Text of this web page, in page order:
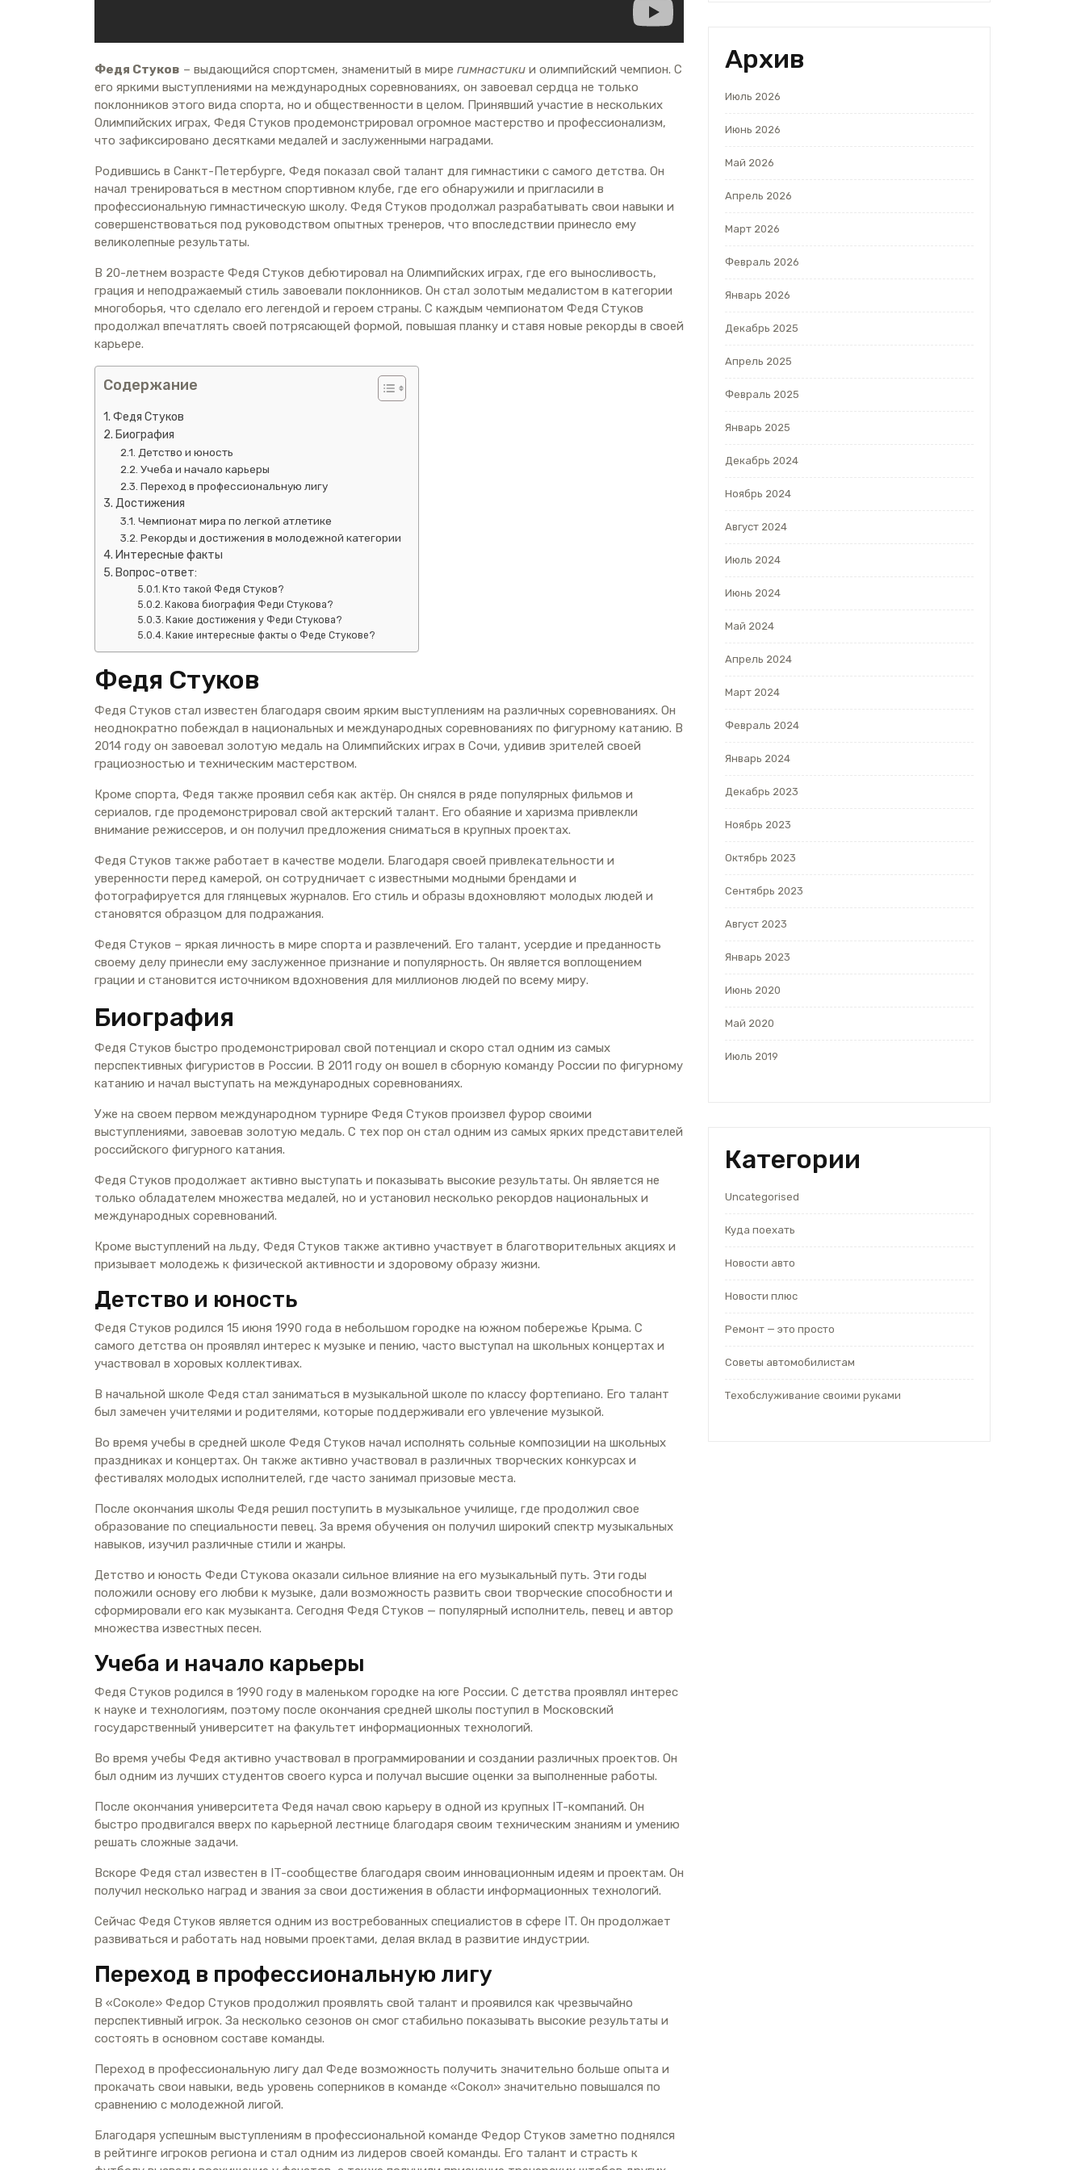
Федя Стуков – выдающийся спортсмен, знаменитый в мире гимнастики и олимпийский чемпион. С
его яркими выступлениями на международных соревнованиях, он завоевал сердца не только
поклонников этого вида спорта, но и общественности в целом. Принявший участие в нескольких
Олимпийских играх, Федя Стуков продемонстрировал огромное мастерство и профессионализм,
что зафиксировано десятками медалей и заслуженными наградами.
Родившись в Санкт-Петербурге, Федя показал свой талант для гимнастики с самого детства. Он
начал тренироваться в местном спортивном клубе, где его обнаружили и пригласили в
профессиональную гимнастическую школу. Федя Стуков продолжал разрабатывать свои навыки и
совершенствоваться под руководством опытных тренеров, что впоследствии принесло ему
великолепные результаты.
В 20-летнем возрасте Федя Стуков дебютировал на Олимпийских играх, где его выносливость,
грация и неподражаемый стиль завоевали поклонников. Он стал золотым медалистом в категории
многоборья, что сделало его легендой и героем страны. С каждым чемпионатом Федя Стуков
продолжал впечатлять своей потрясающей формой, повышая планку и ставя новые рекорды в своей
карьере.
Содержание
Федя Стуков
Биография
Детство и юность
Учеба и начало карьеры
Переход в профессиональную лигу
Достижения
Чемпионат мира по легкой атлетике
Рекорды и достижения в молодежной категории
Интересные факты
Вопрос-ответ:
Кто такой Федя Стуков?
Какова биография Феди Стукова?
Какие достижения у Феди Стукова?
Какие интересные факты о Феде Стукове?
Федя Стуков
Федя Стуков стал известен благодаря своим ярким выступлениям на различных соревнованиях. Он
неоднократно побеждал в национальных и международных соревнованиях по фигурному катанию. В
2014 году он завоевал золотую медаль на Олимпийских играх в Сочи, удивив зрителей своей
грациозностью и техническим мастерством.
Кроме спорта, Федя также проявил себя как актёр. Он снялся в ряде популярных фильмов и
сериалов, где продемонстрировал свой актерский талант. Его обаяние и харизма привлекли
внимание режиссеров, и он получил предложения сниматься в крупных проектах.
Федя Стуков также работает в качестве модели. Благодаря своей привлекательности и
уверенности перед камерой, он сотрудничает с известными модными брендами и
фотографируется для глянцевых журналов. Его стиль и образы вдохновляют молодых людей и
становятся образцом для подражания.
Федя Стуков – яркая личность в мире спорта и развлечений. Его талант, усердие и преданность
своему делу принесли ему заслуженное признание и популярность. Он является воплощением
грации и становится источником вдохновения для миллионов людей по всему миру.
Биография
Федя Стуков быстро продемонстрировал свой потенциал и скоро стал одним из самых
перспективных фигуристов в России. В 2011 году он вошел в сборную команду России по фигурному
катанию и начал выступать на международных соревнованиях.
Уже на своем первом международном турнире Федя Стуков произвел фурор своими
выступлениями, завоевав золотую медаль. С тех пор он стал одним из самых ярких представителей
российского фигурного катания.
Федя Стуков продолжает активно выступать и показывать высокие результаты. Он является не
только обладателем множества медалей, но и установил несколько рекордов национальных и
международных соревнований.
Кроме выступлений на льду, Федя Стуков также активно участвует в благотворительных акциях и
призывает молодежь к физической активности и здоровому образу жизни.
Детство и юность
Федя Стуков родился 15 июня 1990 года в небольшом городке на южном побережье Крыма. С
самого детства он проявлял интерес к музыке и пению, часто выступал на школьных концертах и
участвовал в хоровых коллективах.
В начальной школе Федя стал заниматься в музыкальной школе по классу фортепиано. Его талант
был замечен учителями и родителями, которые поддерживали его увлечение музыкой.
Во время учебы в средней школе Федя Стуков начал исполнять сольные композиции на школьных
праздниках и концертах. Он также активно участвовал в различных творческих конкурсах и
фестивалях молодых исполнителей, где часто занимал призовые места.
После окончания школы Федя решил поступить в музыкальное училище, где продолжил свое
образование по специальности певец. За время обучения он получил широкий спектр музыкальных
навыков, изучил различные стили и жанры.
Детство и юность Феди Стукова оказали сильное влияние на его музыкальный путь. Эти годы
положили основу его любви к музыке, дали возможность развить свои творческие способности и
сформировали его как музыканта. Сегодня Федя Стуков — популярный исполнитель, певец и автор
множества известных песен.
Учеба и начало карьеры
Федя Стуков родился в 1990 году в маленьком городке на юге России. С детства проявлял интерес
к науке и технологиям, поэтому после окончания средней школы поступил в Московский
государственный университет на факультет информационных технологий.
Во время учебы Федя активно участвовал в программировании и создании различных проектов. Он
был одним из лучших студентов своего курса и получал высшие оценки за выполненные работы.
После окончания университета Федя начал свою карьеру в одной из крупных IT-компаний. Он
быстро продвигался вверх по карьерной лестнице благодаря своим техническим знаниям и умению
решать сложные задачи.
Вскоре Федя стал известен в IT-сообществе благодаря своим инновационным идеям и проектам. Он
получил несколько наград и звания за свои достижения в области информационных технологий.
Сейчас Федя Стуков является одним из востребованных специалистов в сфере IT. Он продолжает
развиваться и работать над новыми проектами, делая вклад в развитие индустрии.
Переход в профессиональную лигу
В «Соколе» Федор Стуков продолжил проявлять свой талант и проявился как чрезвычайно
перспективный игрок. За несколько сезонов он смог стабильно показывать высокие результаты и
состоять в основном составе команды.
Переход в профессиональную лигу дал Феде возможность получить значительно больше опыта и
прокачать свои навыки, ведь уровень соперников в команде «Сокол» значительно повышался по
сравнению с молодежной лигой.
Благодаря успешным выступлениям в профессиональной команде Федор Стуков заметно поднялся
в рейтинге игроков региона и стал одним из лидеров своей команды. Его талант и страсть к
Архив
Июль 2026
Июнь 2026
Май 2026
Апрель 2026
Март 2026
Февраль 2026
Январь 2026
Декабрь 2025
Апрель 2025
Февраль 2025
Январь 2025
Декабрь 2024
Ноябрь 2024
Август 2024
Июль 2024
Июнь 2024
Май 2024
Апрель 2024
Март 2024
Февраль 2024
Январь 2024
Декабрь 2023
Ноябрь 2023
Октябрь 2023
Сентябрь 2023
Август 2023
Январь 2023
Июнь 2020
Май 2020
Июль 2019
Категории
Uncategorised
Куда поехать
Новости авто
Новости плюс
Ремонт — это просто
Советы автомобилистам
Техобслуживание своими руками